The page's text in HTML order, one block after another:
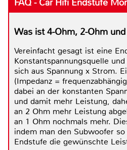
FAQ - Car Hifi Endstufe
Was ist 4-Ohm, 2-Ohm
Vereinfacht gesagt ist eine
Konstantspannungsquelle
sich aus Spannung x Strom.
(Impedanz =
dabei an der konstanten
und damit mehr Leistung,
an 2 Ohm mehr Leistung
an 1 Ohm nochmals mehr.
indem man den Subwoofer
Endstufe die gewünschte